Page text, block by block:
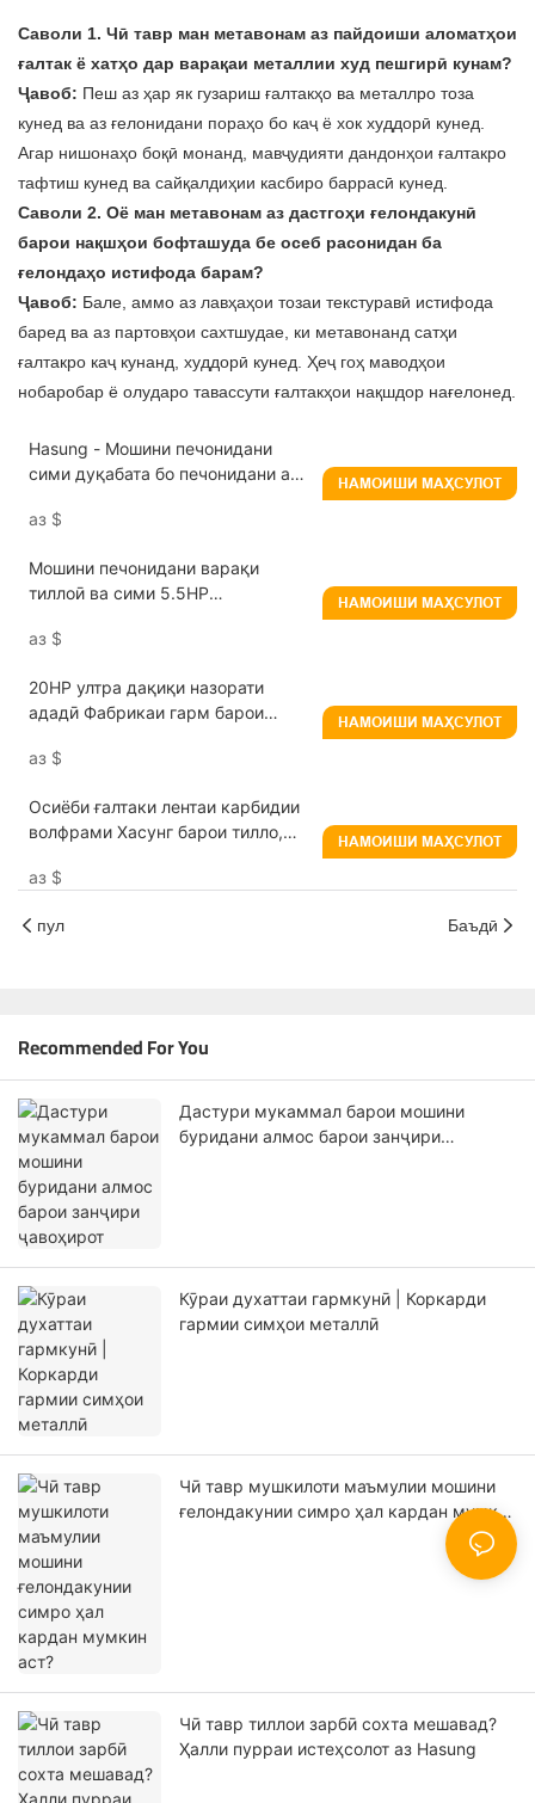
Саволи 1. Чӣ тавр ман метавонам аз пайдоиши аломатҳои
ғалтак ё хатҳо дар варақаи металлии худ пешгирӣ кунам?
Ҷавоб: Пеш аз ҳар як гузариш ғалтакҳо ва металлро тоза
кунед ва аз ғелонидани пораҳо бо каҷ ё хок худдорӣ кунед.
Агар нишонаҳо боқӣ монанд, мавҷудияти дандонҳои ғалтакро
тафтиш кунед ва сайқалдиҳии касбиро баррасӣ кунед.
Саволи 2. Оё ман метавонам аз дастгоҳи ғелондакунӣ
барои нақшҳои бофташуда бе осеб расонидан ба
ғелондаҳо истифода барам?
Ҷавоб: Бале, аммо аз лавҳаҳои тозаи текстуравӣ истифода
баред ва аз партовҳои сахтшудае, ки метавонанд сатҳи
ғалтакро каҷ кунанд, худдорӣ кунед. Ҳеҷ гоҳ маводҳои
нобаробар ё олударо тавассути ғалтакҳои нақшдор нағелонед.
Hasung - Мошини печонидани
сими дуқабата бо печонидани аз
нуқра/мис
аз $
НАМОИШИ МАҲСУЛОТ
Мошини печонидани варақи
тиллоӣ ва сими 5.5HP
заргарӣ
аз $
НАМОИШИ МАҲСУЛОТ
20HP ултра дақиқи назорати
ададӣ Фабрикаи гарм барои
аз $
НАМОИШИ МАҲСУЛОТ
Осиёби ғалтаки лентаи карбидии
волфрами Хасунг барои тилло,
аз $
НАМОИШИ МАҲСУЛОТ
пул Баъдӣ
Recommended For You
Дастури мукаммал барои мошини
буридани алмос барои занҷири
Кӯраи духаттаи гармкунӣ | Коркарди
гармии симҳои металлӣ
Чӣ тавр мушкилоти маъмулии мошини
ғелондакунии симро ҳал кардан мумкин
Чӣ тавр тиллои зарбӣ сохта мешавад?
Ҳалли пурраи истеҳсолот аз Hasung